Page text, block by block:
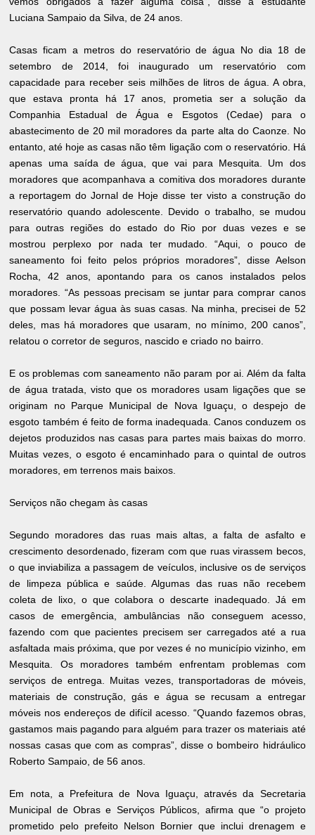
Luciana Sampaio da Silva, de 24 anos.
Casas ficam a metros do reservatório de água No dia 18 de
setembro de 2014, foi inaugurado um reservatório com
capacidade para receber seis milhões de litros de água. A obra,
que estava pronta há 17 anos, prometia ser a solução da
Companhia Estadual de Água e Esgotos (Cedae) para o
abastecimento de 20 mil moradores da parte alta do Caonze. No
entanto, até hoje as casas não têm ligação com o reservatório. Há
apenas uma saída de água, que vai para Mesquita. Um dos
moradores que acompanhava a comitiva dos moradores durante
a reportagem do Jornal de Hoje disse ter visto a construção do
reservatório quando adolescente. Devido o trabalho, se mudou
para outras regiões do estado do Rio por duas vezes e se
mostrou perplexo por nada ter mudado. “Aqui, o pouco de
saneamento foi feito pelos próprios moradores”, disse Aelson
Rocha, 42 anos, apontando para os canos instalados pelos
moradores. “As pessoas precisam se juntar para comprar canos
que possam levar água às suas casas. Na minha, precisei de 52
deles, mas há moradores que usaram, no mínimo, 200 canos”,
relatou o corretor de seguros, nascido e criado no bairro.
E os problemas com saneamento não param por ai. Além da falta
de água tratada, visto que os moradores usam ligações que se
originam no Parque Municipal de Nova Iguaçu, o despejo de
esgoto também é feito de forma inadequada. Canos conduzem os
dejetos produzidos nas casas para partes mais baixas do morro.
Muitas vezes, o esgoto é encaminhado para o quintal de outros
moradores, em terrenos mais baixos.
Serviços não chegam às casas
Segundo moradores das ruas mais altas, a falta de asfalto e
crescimento desordenado, fizeram com que ruas virassem becos,
o que inviabiliza a passagem de veículos, inclusive os de serviços
de limpeza pública e saúde. Algumas das ruas não recebem
coleta de lixo, o que colabora o descarte inadequado. Já em
casos de emergência, ambulâncias não conseguem acesso,
fazendo com que pacientes precisem ser carregados até a rua
asfaltada mais próxima, que por vezes é no município vizinho, em
Mesquita. Os moradores também enfrentam problemas com
serviços de entrega. Muitas vezes, transportadoras de móveis,
materiais de construção, gás e água se recusam a entregar
móveis nos endereços de difícil acesso. “Quando fazemos obras,
gastamos mais pagando para alguém para trazer os materiais até
nossas casas que com as compras”, disse o bombeiro hidráulico
Roberto Sampaio, de 56 anos.
Em nota, a Prefeitura de Nova Iguaçu, através da Secretaria
Municipal de Obras e Serviços Públicos, afirma que “o projeto
prometido pelo prefeito Nelson Bornier que inclui drenagem e